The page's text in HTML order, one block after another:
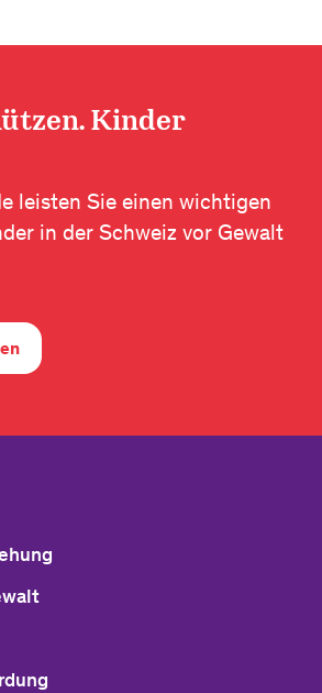
Kinder
leisten Sie einen wichtigen
in der Schweiz vor Gewalt